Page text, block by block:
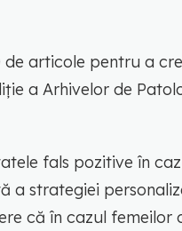
articole pentru a
a Arhivelor de
fals pozitive în
a strategiei
că în cazul